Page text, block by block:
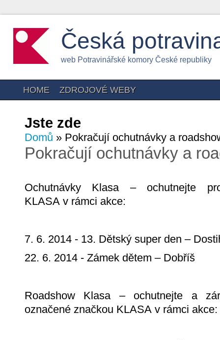
Česká
web Potravinářské komory České republiky
HOME ZDROJOVÉ WEBY
Jste zde
Domů » Pokračují ochutnávky a
Pokračují ochutnávky a
Ochutnávky Klasa – ochutnejte
KLASA v rámci akce:
7. 6. 2014 - 13. Dětský super den –
22. 6. 2014 - Zámek dětem – Dobříš
Roadshow Klasa – ochutnejte a
označené značkou KLASA v rámci akce: